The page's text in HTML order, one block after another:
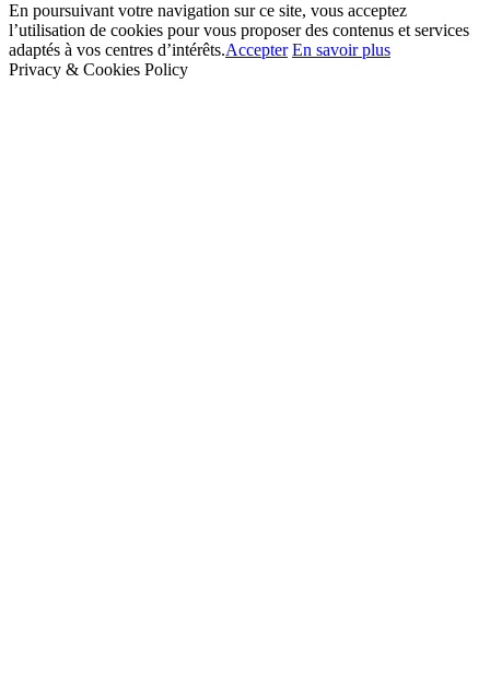
En poursuivant votre navigation sur ce site, vous acceptez
l’utilisation de cookies pour vous proposer des contenus et services
adaptés à vos centres d’intérêts.Accepter En savoir plus
Privacy & Cookies Policy